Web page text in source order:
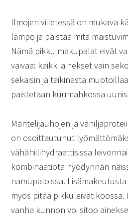
Ilmojen viiletessä on mukava
lämpö ja paistaa mitä
Nämä pikku makupalat eivät
vaivaa: kaikki ainekset vain
sekaisin ja taikinasta
paistetaan kuumahkossa
Mantelijauhojen ja
on osoittautunut
vähähiilihydraattisissa
kombinaatiota hyödynnän
namupaloissa.
myös pitää pikkuleivät koossa.
vanha kunnon voi sitoo